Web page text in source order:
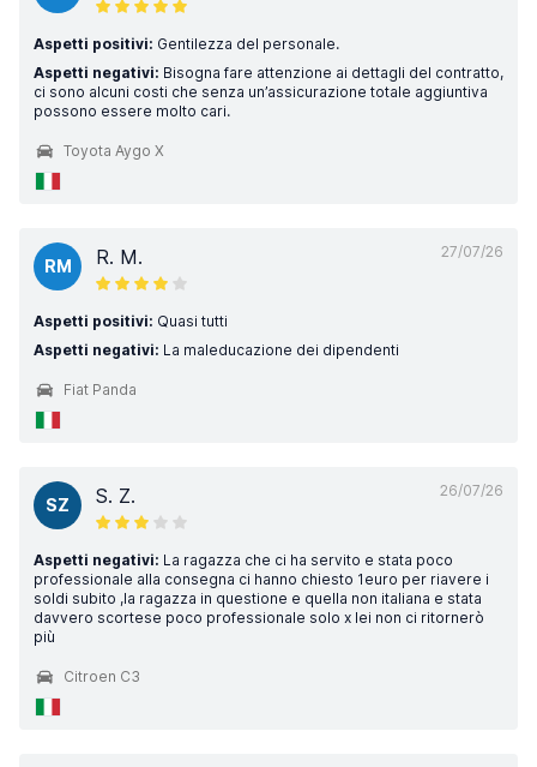
Aspetti positivi: Gentilezza del personale.
Aspetti negativi: Bisogna fare attenzione ai dettagli del contratto,
ci sono alcuni costi che senza un’assicurazione totale aggiuntiva
possono essere molto cari.
Toyota Aygo X
27/07/26
RM R. M.
Aspetti positivi: Quasi tutti
Aspetti negativi: La maleducazione dei dipendenti
Fiat Panda
26/07/26
SZ S. Z.
Aspetti negativi: La ragazza che ci ha servito e stata poco
professionale alla consegna ci hanno chiesto 1euro per riavere i
soldi subito ,la ragazza in questione e quella non italiana e stata
davvero scortese poco professionale solo x lei non ci ritornerò
più
Citroen C3